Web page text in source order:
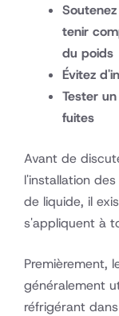
tenir
du poids
Évitez
Tester
fuites
Avant de
l'installation
de liquide, il
s'appliquent à
Premièrement,
généralement
réfrigérant